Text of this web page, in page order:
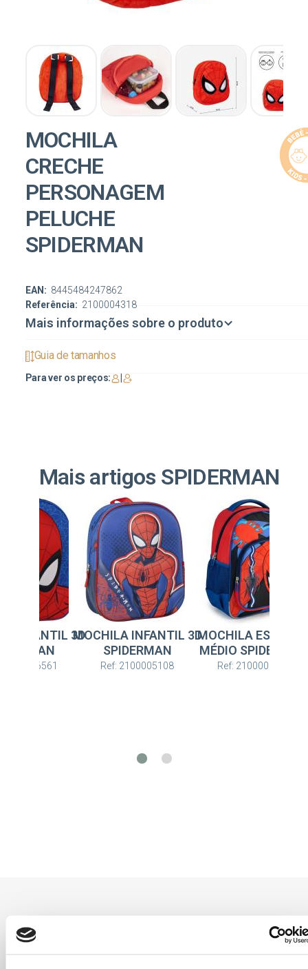
MOCHILA
CRECHE
PERSONAGEM
PELUCHE
SPIDERMAN
Referência: 2100004318
EAN: 8445484247862
Mais informações sobre o produto
Guia de tamanhos
Para ver os preços:
Mais artigos SPIDERMAN
INFANTIL 3D
2100006561
MOCHILA INFANTIL 3D
SPIDERMAN
Ref: 2100005108
MOCHILA
MÉDIO SPIDERMAN
Ref: 2100006609